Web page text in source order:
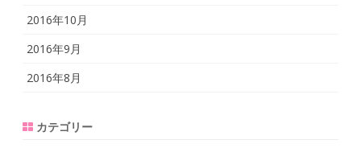
2016年10月
2016年9月
2016年8月
カテゴリー